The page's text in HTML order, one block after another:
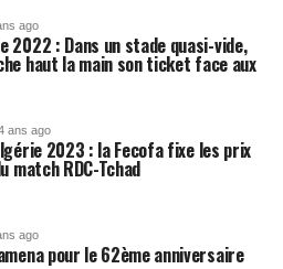
ago
2022 : Dans un stade quasi-vide,
haut la main son ticket face aux
ans ago
2023 : la Fecofa fixe les prix
match RDC-Tchad
ago
pour le 62ème anniversaire